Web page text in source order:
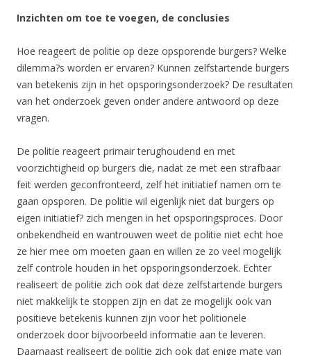
Inzichten om toe te voegen, de conclusies
Hoe reageert de politie op deze opsporende burgers? Welke
dilemma?s worden er ervaren? Kunnen zelfstartende burgers
van betekenis zijn in het opsporingsonderzoek? De resultaten
van het onderzoek geven onder andere antwoord op deze
vragen.
De politie reageert primair terughoudend en met
voorzichtigheid op burgers die, nadat ze met een strafbaar
feit werden geconfronteerd, zelf het initiatief namen om te
gaan opsporen. De politie wil eigenlijk niet dat burgers op
eigen initiatief? zich mengen in het opsporingsproces. Door
onbekendheid en wantrouwen weet de politie niet echt hoe
ze hier mee om moeten gaan en willen ze zo veel mogelijk
zelf controle houden in het opsporingsonderzoek. Echter
realiseert de politie zich ook dat deze zelfstartende burgers
niet makkelijk te stoppen zijn en dat ze mogelijk ook van
positieve betekenis kunnen zijn voor het politionele
onderzoek door bijvoorbeeld informatie aan te leveren.
Daarnaast realiseert de politie zich ook dat enige mate van